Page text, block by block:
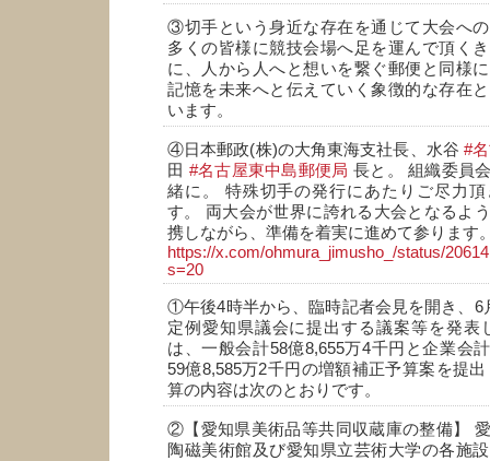
③切手という身近な存在を通じて大会へ
多くの皆様に競技会場へ足を運んで頂く
に、人から人へと想いを繋ぐ郵便と同様
記憶を未来へと伝えていく象徴的な存在
います。
④日本郵政(株)の大角東海支社長、水谷 #
田 #名古屋東中島郵便局 長と。 組織委員
緒に。 特殊切手の発行にあたりご尽力
す。 両大会が世界に誇れる大会となるよ
携しながら、準備を着実に進めて参ります
https://x.com/ohmura_jimusho_/status/
s=20
①午後4時半から、臨時記者会見を開き、6
定例愛知県議会に提出する議案等を発表
は、一般会計58億8,655万4千円と企業会
59億8,585万2千円の増額補正予算案を提
算の内容は次のとおりです。
②【愛知県美術品等共同収蔵庫の整備】
陶磁美術館及び愛知県立芸術大学の各施